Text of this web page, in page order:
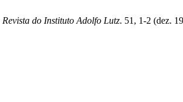
Revista do Instituto Adolfo Lutz. 51, 1-2 (dez.